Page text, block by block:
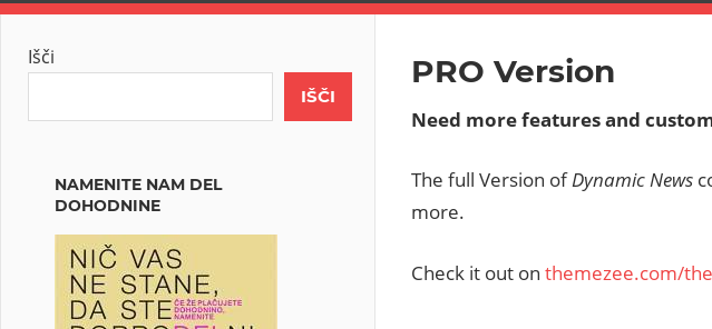
PRO Version
Need more features and
The full Version ofDynamic News
more.
Check it out on themezee.com/
Išči
IŠČI
NAMENITE NAM DEL
DOHODNINE